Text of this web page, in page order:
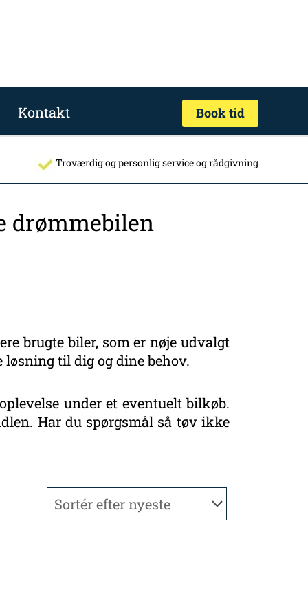
Kontakt Book tid
Troværdig og personlig service og rådgivning
drømmebilen
brugte biler, som er nøje udvalgt
til dig og dine behov.
under et eventuelt bilkøb.
Har du spørgsmål så tøv ikke